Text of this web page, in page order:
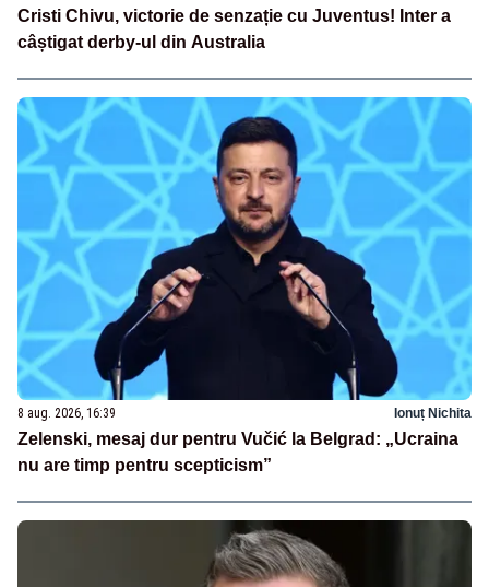
Cristi Chivu, victorie de senzație cu Juventus! Inter a
câștigat derby-ul din Australia
8 aug. 2026, 16:39 Ionuț Nichita
Zelenski, mesaj dur pentru Vučić la Belgrad: „Ucraina
nu are timp pentru scepticism”